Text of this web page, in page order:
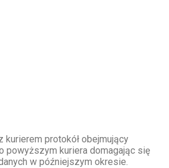
protokół obejmujący
powyższym kuriera domagając się
w późniejszym okresie.